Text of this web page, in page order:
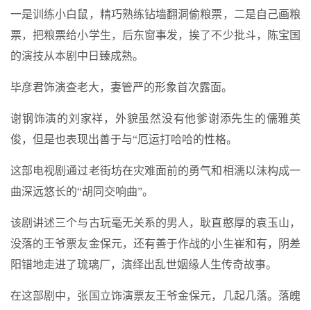
一是训练小白鼠，精巧熟练钻墙翻洞偷粮票，二是自己画粮
票，把粮票给小学生，后东窗事发，挨了不少批斗，陈宝国
的演技从本剧中日臻成熟。
毕彦君饰演查老大，妻管严的形象首次露面。
谢钢饰演的刘家祥，外貌虽然没有他爹谢添先生的儒雅英
俊，但是也表现出善于与“厄运打哈哈的性格。
这部电视剧通过老街坊在灾难面前的勇气和相濡以沫构成一
曲深远悠长的“胡同交响曲”。
该剧讲述三个与古玩毫无关系的男人，耿直憨厚的袁玉山，
没落的王爷票友金保元，还有善于作战的小生崔和有，阴差
阳错地走进了琉璃厂，演绎出乱世姻缘人生传奇故事。
在这部剧中，张国立饰演票友王爷金保元，几起几落。落魄